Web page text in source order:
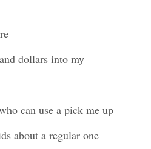
dollars into my
can use a pick me up
about a regular one